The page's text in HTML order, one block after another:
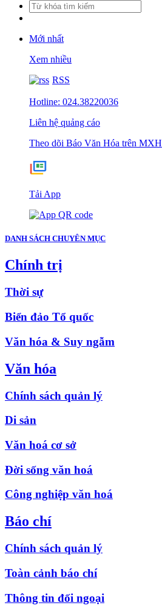
Mới nhất
Xem nhiều
RSS
Hotline: 024.38220036
Liên hệ quảng cáo
Theo dõi Báo Văn Hóa trên MXH
Tải App
DANH SÁCH CHUYÊN MỤC
Chính trị
Thời sự
Biển đảo Tổ quốc
Văn hóa & Suy ngẫm
Văn hóa
Chính sách quản lý
Di sản
Văn hoá cơ sở
Đời sống văn hoá
Công nghiệp văn hoá
Báo chí
Chính sách quản lý
Toàn cảnh báo chí
Thông tin đối ngoại